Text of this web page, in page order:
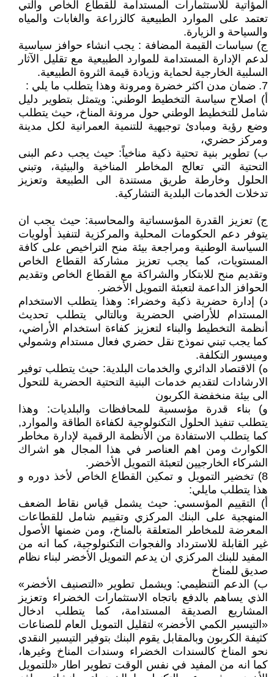
المؤاتية للاستثمارات المستدامة للقطاع الخاص والتي
تعتمد على الموارد الطبيعية كالزراعة والغابات والمياه
والسياحة و الزيارة.
ج) سياسات القيمة المضافة : يجب انشاء حوافز سياسية
لدعم الإدارة المستدامة للموارد الطبيعية مع تقليل الآثار
السلبية الخارجية لحماية وزيادة قيمة الثروة الطبيعية.
7. ضمان مدن اكثر خضرة ومرونة وهذا يتطلب ما يلي :
أ) اصلاح سياسة التخطيط الوطني: ويتمثل بتطوير دليل
شامل للتخطيط الوطني حول مرونة المناخ، حيث يتطلب
وضع رؤية ومبادئ توجيهية للتنمية العمرانية لكل مدينة
ومركز حضري،
ب) تطوير بنية تحتية ذكية مناخياً: حيث يجب دعم البنى
التحتية التي تعالج المخاطر المناخية والبيئية، وتبني
الحلول وخارطة طريق مستندة الى الطبيعة وتعزيز
تدخلات الخدمات البلدية التشاركية.
ج) تعزيز القدرة المؤسساتية والمحاسبة: حيث يجب ان
يتوفر دعم الحكومات المحلية والمركزية لتنفيذ أولويات
السياسة الوطنية ومراجعة بيئة منح التراخيص على كافة
المستويات، كما يجب تعزيز مشاركة القطاع الخاص
وتقديم منح للابتكار والشراكة مع القطاع الخاص وتقديم
الحوافز الداعمة لتعبئة التمويل الأخضر.
د) إدارة حضرية ذكية وخضراء: وهذا يتطلب الاستخدام
المستدام للأراضي الحضرية وبالتالي يتطلب تحديث
أنظمة التخطيط والبناء لتعزيز كفاءة استخدام الأراضي،
كما يجب تبني نموذج نقل حضري فعال مستدام وشمولي
وميسور التكلفة.
ه) الاقتصاد الدائري والخدمات البلدية: حيث يتطلب توفير
الارشادات لتقديم خدمات البنية التحتية الحضرية للتحول
الى بيئة منخفضة الكربون
و) بناء قدرة مؤسسية للمحافظات والبلديات: وهذا
يتطلب تنفيذ الحلول التكنولوجية لكفاءة الطاقة والموارد,
كما يتطلب الاستفادة من الأنظمة الرقمية لإدارة مخاطر
الكوارث ومن اهم العناصر في هذا المجال هو اشراك
الشركاء الخارجيين لتعبئة التمويل الأخضر.
8) تخضير التمويل و تمكين القطاع الخاص لأخذ دوره و
هذا يتطلب مايلي:
أ) التقييم المؤسسي: حيث يشمل قياس نقاط الضعف
المنهجية على البنك المركزي وتقييم شامل للقطاعات
المعرضة للمخاطر المتعلقة بالمناخ، ومن ضمنها الأصول
غير القابلة للاسترداد والفجوات التكنولوجية، كما انه من
المفيد للبنك المركزي ان يدعم التمويل الأخضر لبناء نظام
صديق للمناخ
ب) الدعم التنظيمي: ويشمل تطوير «التصنيف الأخضر»
الذي يساهم بالدفع باتجاه الاستثمارات الخضراء وتعزيز
المشاريع الصديقة المستدامة، كما يتطلب ادخال
«التيسير الكمي الأخضر» لتقليل التمويل العام للصناعات
كثيفة الكربون وبالمقابل يقوم البنك بتوفير التيسير النقدي
نحو المناخ كالسندات الخضراء وسندات المناخ وغيرها،
كما انه من المفيد في نفس الوقت تطوير اطار «للتمويل